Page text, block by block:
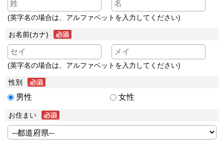
(英字名の場合は、アルファベットを入力してください)
お名前(カナ)
(英字名の場合は、アルファベットを入力してください)
性別
男性 女性
お住まい